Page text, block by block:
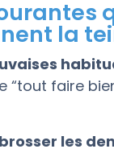
la
“tout faire
brosser les